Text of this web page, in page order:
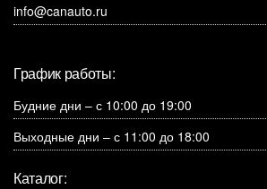
info@canauto.ru
График работы:
Будние дни – с 10:00 до 19:00
Выходные дни – с 11:00 до 18:00
Каталог: